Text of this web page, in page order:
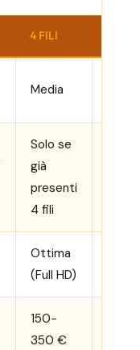
4 FILI
Media
Solo se
già
presenti
4 fili
Ottima
(Full HD)
150-
350 €